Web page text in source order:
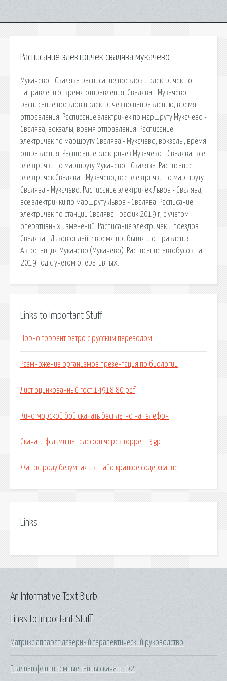
Расписание электричек свалява мукачево
Мукачево - Свалява расписание поездов и электричек по
направлению, время отправления. Свалява - Мукачево
расписание поездов и электричек по направлению, время
отправления. Расписание электричек по маршруту Мукачево -
Свалява, вокзалы, время отправления. Расписание
электричек по маршруту Свалява - Мукачево, вокзалы, время
отправления. Расписание электричек Мукачево - Свалява, все
электрички по маршруту Мукачево - Свалява. Расписание
электричек Свалява - Мукачево, все электрички по маршруту
Свалява - Мукачево. Расписание электричек Львов - Свалява,
все электрички по маршруту Львов - Свалява. Расписание
электричек по станции Свалява. График 2019 г, с учетом
оперативных изменений. Расписание электричек и поездов
Свалява - Львов онлайн: время прибытия и отправления
Автостанция Мукачево (Мукачево). Расписание автобусов на
2019 год с учетом оперативных.
Links to Important Stuff
Порно торрент ретро с русским переводом
Размножение организмов презентация по биологии
Лист оцинкованный гост 14918 80 pdf
Кино морской бой скачать бесплатно на телефон
Скачати фільми на телефон через торрент 3gp
Жан жироду безумная из шайо краткое содержание
Links
Links to Important Stuff
Матрикс аппарат лазерный терапевтический руководство
Гиллиан флинн темные тайны скачать fb2
An Informative Text Blurb